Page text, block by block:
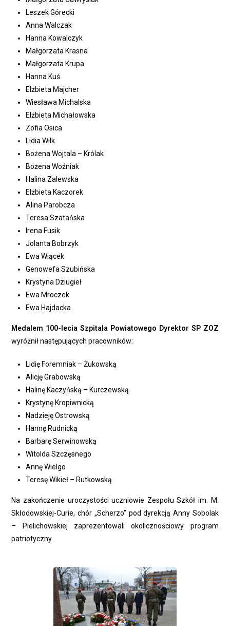
Leszek Górecki
Anna Walczak
Hanna Kowalczyk
Małgorzata Krasna
Małgorzata Krupa
Hanna Kuś
Elżbieta Majcher
Wiesława Michalska
Elżbieta Michałowska
Zofia Osica
Lidia Wilk
Bożena Wojtala – Królak
Bożena Woźniak
Halina Zalewska
Elżbieta Kaczorek
Alina Parobcza
Teresa Szatańska
Irena Fusik
Jolanta Bobrzyk
Ewa Wiącek
Genowefa Szubińska
Krystyna Dziugieł
Ewa Mroczek
Ewa Hajdacka
Medalem 100-lecia Szpitala Powiatowego Dyrektor SP ZOZ
wyróżnił następujących pracowników:
Lidię Foremniak – Żukowską
Alicję Grabowską
Halinę Kaczyńską – Kurczewską
Krystynę Kropiwnicką
Nadzieję Ostrowską
Hannę Rudnicką
Barbarę Serwinowską
Witolda Szczęsnego
Annę Wielgo
Teresę Wikieł – Rutkowską
Na zakończenie uroczystości uczniowie Zespołu Szkół im. M.
Skłodowskiej-Curie, chór „Scherzo” pod dyrekcją Anny Sobolak
– Pielichowskiej zaprezentowali okolicznościowy program
patriotyczny.